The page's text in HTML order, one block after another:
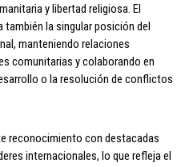
y libertad religiosa. El
la singular posición del
manteniendo relaciones
comunitarias y colaborando en
o la resolución de conflictos
reconocimiento con destacadas
internacionales, lo que refleja el